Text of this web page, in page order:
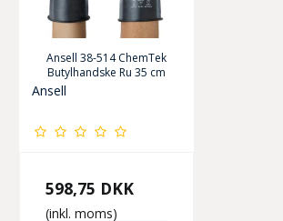
Ansell 38-514 ChemTek
Butylhandske Ru 35 cm
Ansell
598,75 DKK
(inkl. moms)